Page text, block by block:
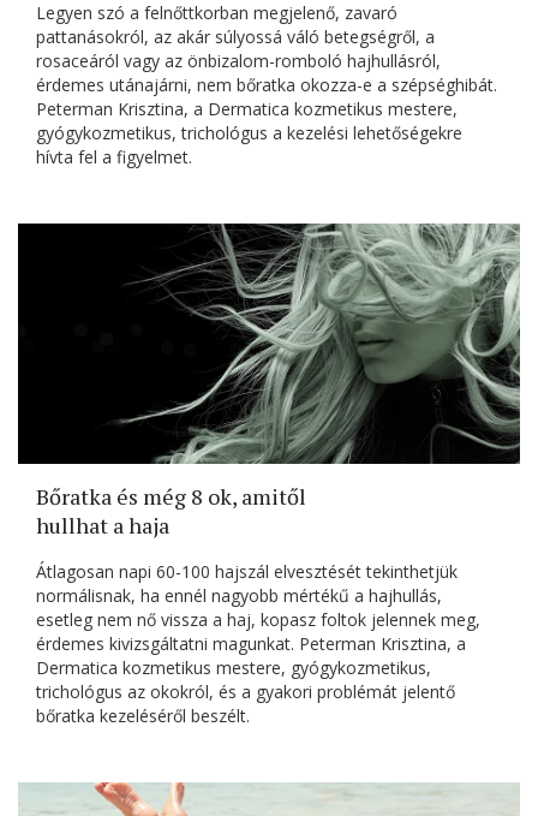
Legyen szó a felnőttkorban megjelenő, zavaró
pattanásokról, az akár súlyossá váló betegségről, a
rosaceáról vagy az önbizalom-romboló hajhullásról,
érdemes utánajárni, nem bőratka okozza-e a szépséghibát.
Peterman Krisztina, a Dermatica kozmetikus mestere,
gyógykozmetikus, trichológus a kezelési lehetőségekre
hívta fel a figyelmet.
Bőratka és még 8 ok, amitől
hullhat a haja
Átlagosan napi 60-100 hajszál elvesztését tekinthetjük
normálisnak, ha ennél nagyobb mértékű a hajhullás,
esetleg nem nő vissza a haj, kopasz foltok jelennek meg,
érdemes kivizsgáltatni magunkat. Peterman Krisztina, a
Dermatica kozmetikus mestere, gyógykozmetikus,
trichológus az okokról, és a gyakori problémát jelentő
bőratka kezeléséről beszélt.